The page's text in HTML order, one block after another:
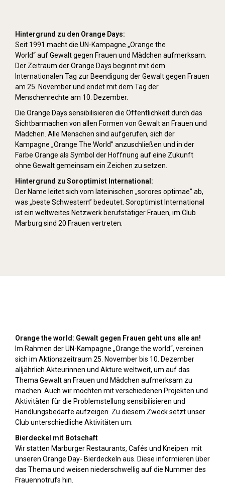
Hintergrund zu den Orange Days:
Seit 1991 macht die UN-Kampagne „Orange the
World“ auf Gewalt gegen Frauen und Mädchen aufmerksam.
Der Zeitraum der Orange Days beginnt mit dem
Internationalen Tag zur Beendigung der Gewalt gegen Frauen
am 25. November und endet mit dem Tag der
Menschenrechte am 10. Dezember.
Die Orange Days sensibilisieren die Öffentlichkeit durch das
Sichtbarmachen von allen Formen von Gewalt an Frauen und
Mädchen. Alle Menschen sind aufgerufen, sich der
Kampagne „Orange The World” anzuschließen und in der
Farbe Orange als Symbol der Hoffnung auf eine Zukunft
ohne Gewalt gemeinsam ein Zeichen zu setzen.
Hintergrund zu Soroptimist International:
Der Name leitet sich vom lateinischen „sorores optimae” ab,
was „beste Schwestern” bedeutet. Soroptimist International
ist ein weltweites Netzwerk berufstätiger Frauen, im Club
Marburg sind 20 Frauen vertreten.
Orange the world: Gewalt gegen Frauen geht uns alle an!
Im Rahmen der UN-Kampagne „Orange the world“, vereinen
sich im Aktionszeitraum 25. November bis 10. Dezember
alljährlich Akteurinnen und Akture weltweit, um auf das
Thema Gewalt an Frauen und Mädchen aufmerksam zu
machen. Auch wir möchten mit verschiedenen Projekten und
Aktivitäten für die Problemstellung sensibilisieren und
Handlungsbedarfe aufzeigen. Zu diesem Zweck setzt unser
Club unterschiedliche Aktivitäten um:
Bierdeckel mit Botschaft
Wir statten Marburger Restaurants, Cafés und Kneipen mit
unseren Orange Day- Bierdeckeln aus. Diese informieren über
das Thema und weisen niederschwellig auf die Nummer des
Frauennotrufs hin.